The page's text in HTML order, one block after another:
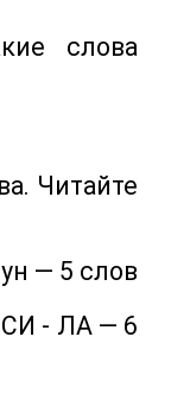
слова
Читайте
— 5 слов
- ЛА — 6